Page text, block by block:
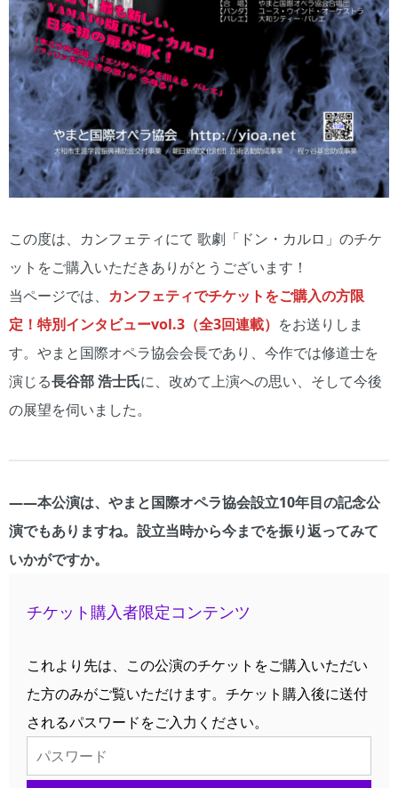
この度は、カンフェティにて 歌劇「ドン・カルロ」のチケ
ットをご購入いただきありがとうございます！
当ページでは、 カンフェティでチケットをご購入の方限
定！特別インタビューvol.3（全3回連載） をお送りしま
す。やまと国際オペラ協会会長であり、今作では修道士を
演じる長谷部 浩士氏に、改めて上演への思い、そして今後
の展望を伺いました。
――本公演は、やまと国際オペラ協会設立10年目の記念公
演でもありますね。設立当時から今までを振り返ってみて
いかがですか。
チケット購入者限定コンテンツ
これより先は、この公演のチケットをご購入いただい
た方のみがご覧いただけます。チケット購入後に送付
されるパスワードをご入力ください。